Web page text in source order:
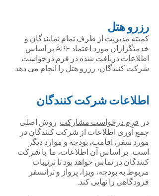
رزرو هتل
کمیته مدیریت از طرف تمام نمایندگان و
خدمتگزاران مورد اعتماد APF بر اساس
اطلاعات دریافت شده در فرم درخواست
شرکت کنندگان، رزرو هتل را انجام می دهد.
اطلاعات شرکت کنندگان
در فرم درخواست مشارکت روش اصلی
جمع آوری اطلاعات از شرکت کنندگان در
مورد سفر، اقامت، بودجه و موارد دیگر
است. بر اساس آن اطلاعات، ما با شرکت
کنندگان در تماس خواهد بود تا ترتیبات
مربوط به بودجه، ویزا، پرواز و ترانسفر
فرودگاهی را نهایی کند.